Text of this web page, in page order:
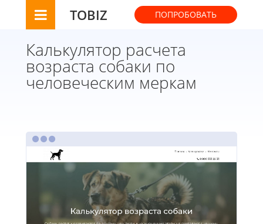
TOBIZ ПОПРОБОВАТЬ
Калькулятор расчета
возраста собаки по
человеческим меркам